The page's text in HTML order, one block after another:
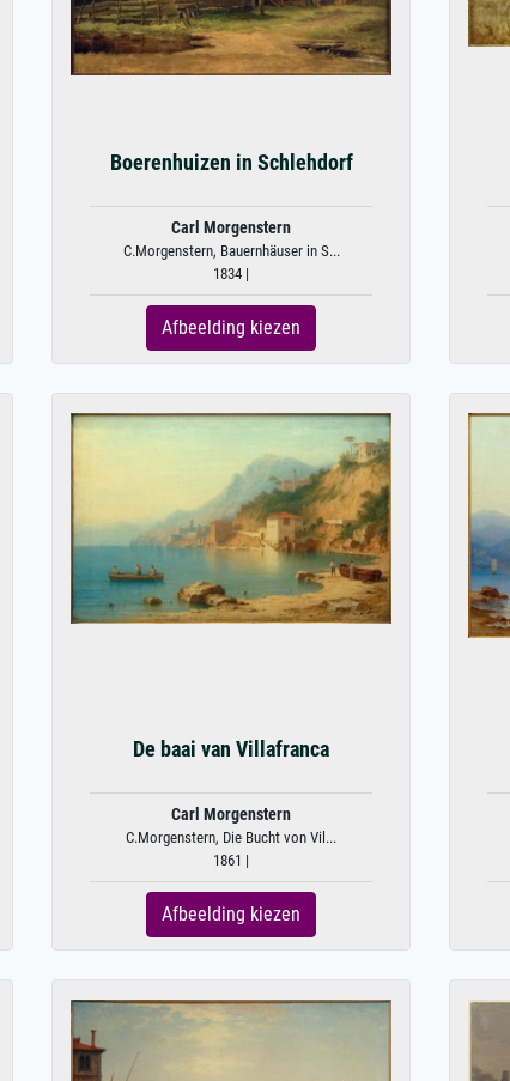
Boerenhuizen in Schlehdorf
Carl Morgenstern
C.Morgenstern, Bauernhäuser in S...
1834 |
Afbeelding kiezen
De baai van Villafranca
Carl Morgenstern
C.Morgenstern, Die Bucht von Vil...
1861 |
Afbeelding kiezen